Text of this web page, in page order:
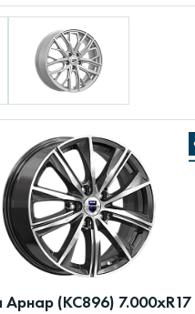
(КС896) 7.000xR17